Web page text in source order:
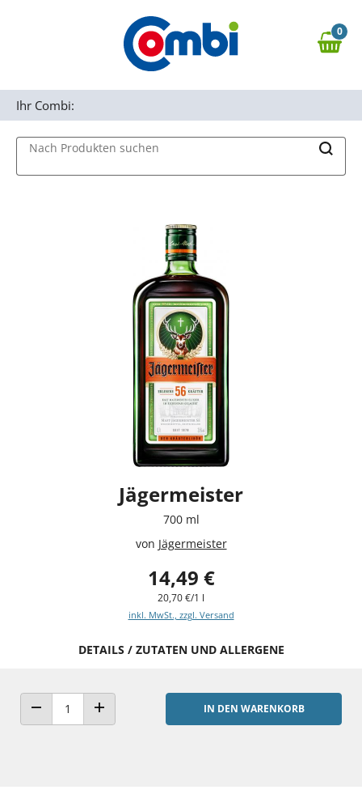
Zur Navigation springen
0,00 €
0
Nach Produkten suchen
Ihr Combi:
Jägermeister
700 ml
von Jägermeister
14,49 €
20,70 €/1 l
inkl. MwSt., zzgl. Versand
DETAILS / ZUTATEN UND ALLERGENE
ANZAHL VERRINGERNANZAHL ERHÖHEN
IN DEN WARENKORB